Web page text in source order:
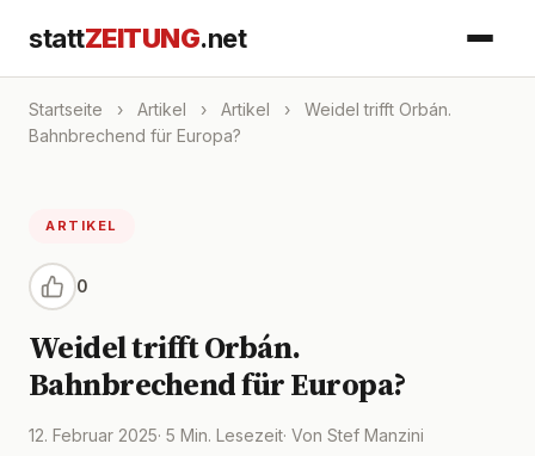
stattZEITUNG.net
Startseite › Artikel › Artikel ›
Weidel trifft Orbán.
Bahnbrechend für Europa?
ARTIKEL
0
Weidel trifft Orbán.
Bahnbrechend für Europa?
12. Februar 2025· 5 Min. Lesezeit· Von Stef Manzini